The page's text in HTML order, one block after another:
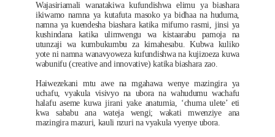
Wajasiriamali wanatakiwa kufundishwa elimu ya biashara
ikiwamo namna ya kutafuta masoko ya bidhaa na huduma,
namna ya kuendesha biashara katika mifumo rasmi, jinsi ya
kushindana katika ulimwengu wa kistaarabu pamoja na
utunzaji wa kumbukumbu za kimahesabu. Kubwa kuliko
yote ni namna wanavyoweza kufundishwa na kujizoeza kuwa
wabunifu (creative and innovative) katika biashara zao.
Haiwezekani mtu awe na mgahawa wenye mazingira ya
uchafu, vyakula visivyo na ubora na wahudumu wachafu
halafu aseme kuwa jirani yake anatumia, ‘chuma ulete’ eti
kwa sababu ana wateja wengi; wakati mwenziye ana
mazingira mazuri, kauli nzuri na vyakula vyenye ubora.